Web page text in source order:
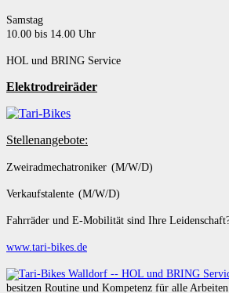
Samstag
10.00 bis 14.00 Uhr
HOL und BRING Service
Elektrodreiräder
Stellenangebote:
Zweiradmechatroniker (M/W/D)
Verkaufstalente (M/W/D)
Fahrräder und E-Mobilität sind Ihre
www.tari-bikes.de
besitzen Routine und Kompetenz für alle